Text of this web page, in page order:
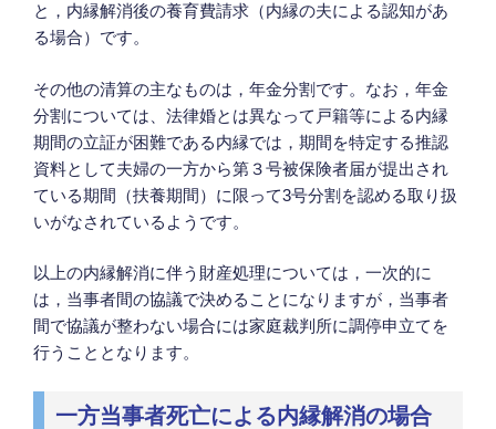
と，内縁解消後の養育費請求（内縁の夫による認知があ
る場合）です。
その他の清算の主なものは，年金分割です。なお，年金
分割については、法律婚とは異なって戸籍等による内縁
期間の立証が困難である内縁では，期間を特定する推認
資料として夫婦の一方から第３号被保険者届が提出され
ている期間（扶養期間）に限って3号分割を認める取り扱
いがなされているようです。
以上の内縁解消に伴う財産処理については，一次的に
は，当事者間の協議で決めることになりますが，当事者
間で協議が整わない場合には家庭裁判所に調停申立てを
行うこととなります。
一方当事者死亡による内縁解消の場合